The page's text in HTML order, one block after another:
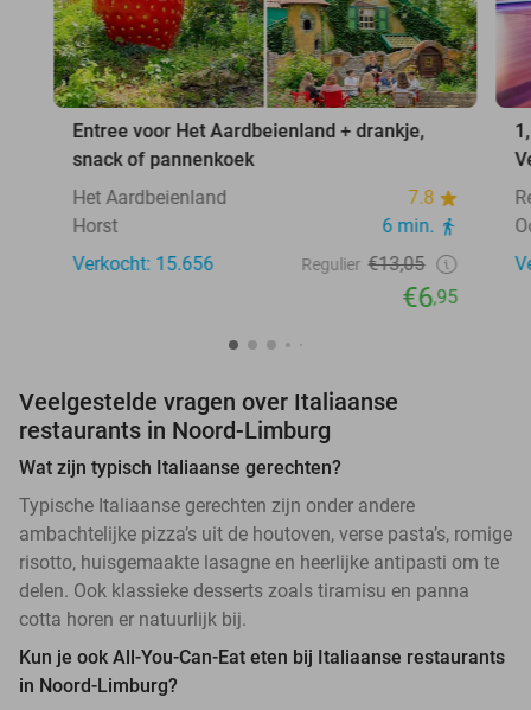
Entree voor Het Aardbeienland + drankje,
snack of pannenkoek
Het Aardbeienland
7.8
Horst
6 min.
Verkocht: 15.656
Regulier €13,05
€6,95
Veelgestelde vragen over Italiaanse
restaurants in Noord-Limburg
Wat zijn typisch Italiaanse gerechten?
Typische Italiaanse gerechten zijn onder andere
ambachtelijke pizza’s uit de houtoven, verse pasta’s, romige
risotto, huisgemaakte lasagne en heerlijke antipasti om te
delen. Ook klassieke desserts zoals tiramisu en panna
cotta horen er natuurlijk bij.
Kun je ook All-You-Can-Eat eten bij Italiaanse restaurants
in Noord-Limburg?